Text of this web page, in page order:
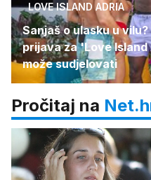
LOVE ISLAND ADRIA
Sanjaš o ulasku u
prijava za 'Love
može sudjelovati
Pročitaj na